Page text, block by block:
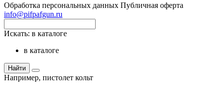
Обработка персональных данных Публичная оферта
info@pifpafgun.ru
Искать: в каталоге
в каталоге
Найти
Например, пистолет кольт